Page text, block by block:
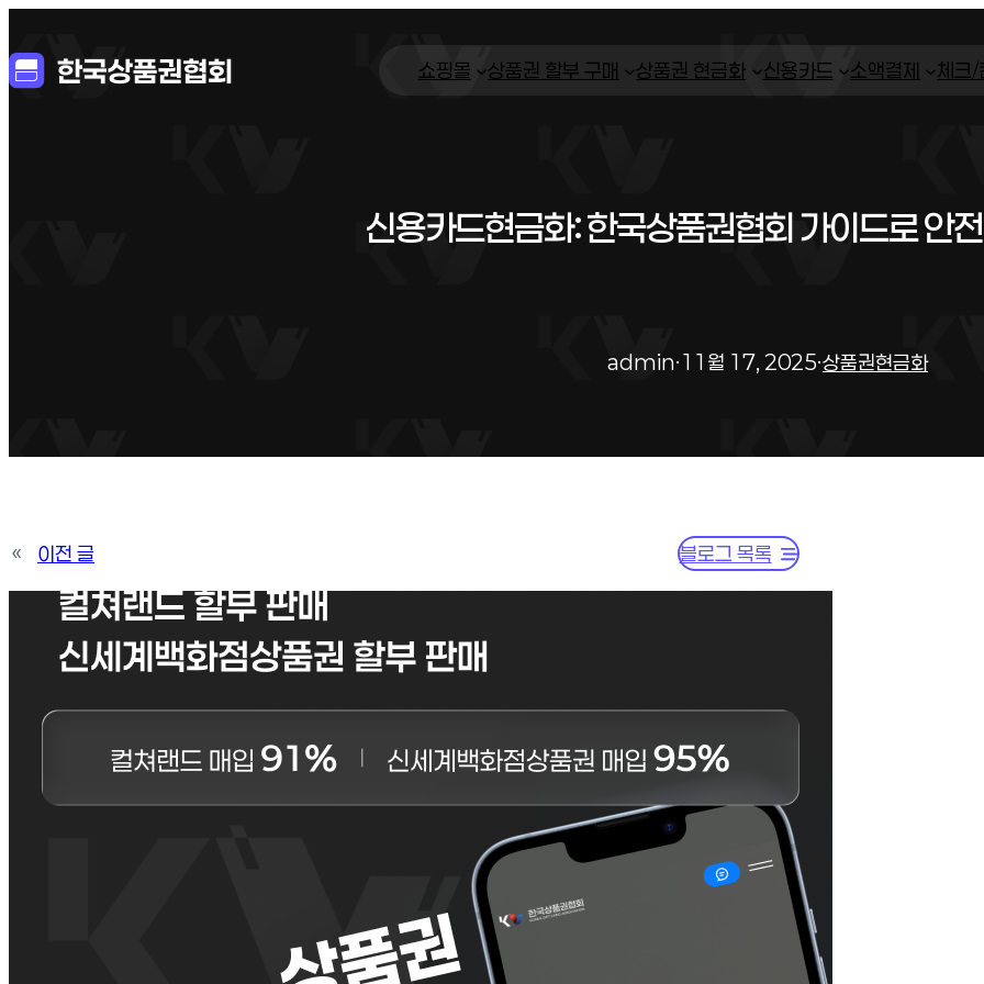
쇼핑몰 상품권 할부 구매 상품권 현금화 신용카드 소액결제 체크/
신용카드현금화: 한국상품권협회 가이드로 안
admin·11월 17, 2025·상품권현금화
« 이전 글 블로그 목록